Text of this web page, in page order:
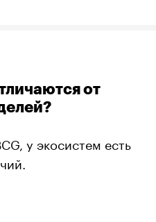
от
у экосистем есть